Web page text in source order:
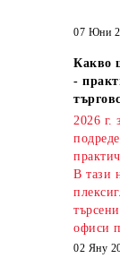
07 Юни
Какво
-
2026 г.
В тази
офиси
02 Яну